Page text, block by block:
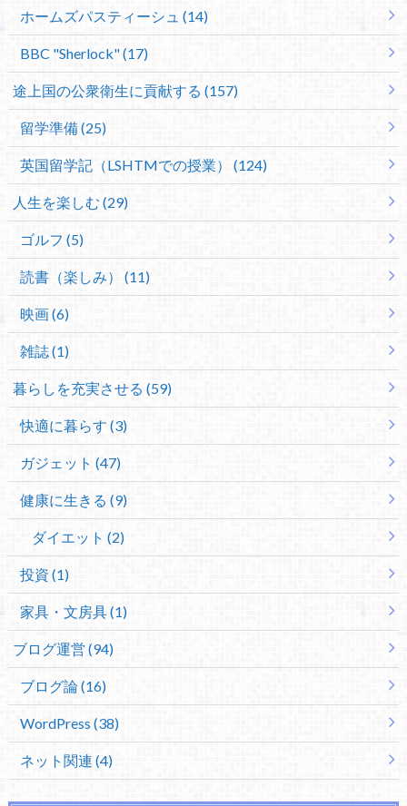
ホームズパスティーシュ (14)
BBC "Sherlock" (17)
途上国の公衆衛生に貢献する (157)
留学準備 (25)
英国留学記（LSHTMでの授業） (124)
人生を楽しむ (29)
ゴルフ (5)
読書（楽しみ） (11)
映画 (6)
雑誌 (1)
暮らしを充実させる (59)
快適に暮らす (3)
ガジェット (47)
健康に生きる (9)
ダイエット (2)
投資 (1)
家具・文房具 (1)
ブログ運営 (94)
ブログ論 (16)
WordPress (38)
ネット関連 (4)